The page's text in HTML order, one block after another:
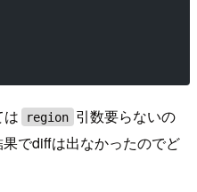
は region 引数要らないの
でdiffは出なかったのでど